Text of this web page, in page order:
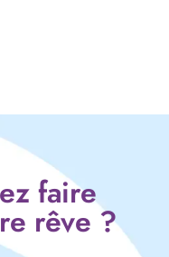
faire
rêve ?